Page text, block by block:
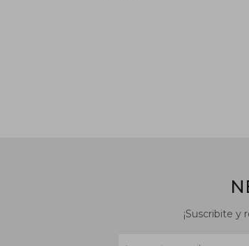
¡Suscribite y